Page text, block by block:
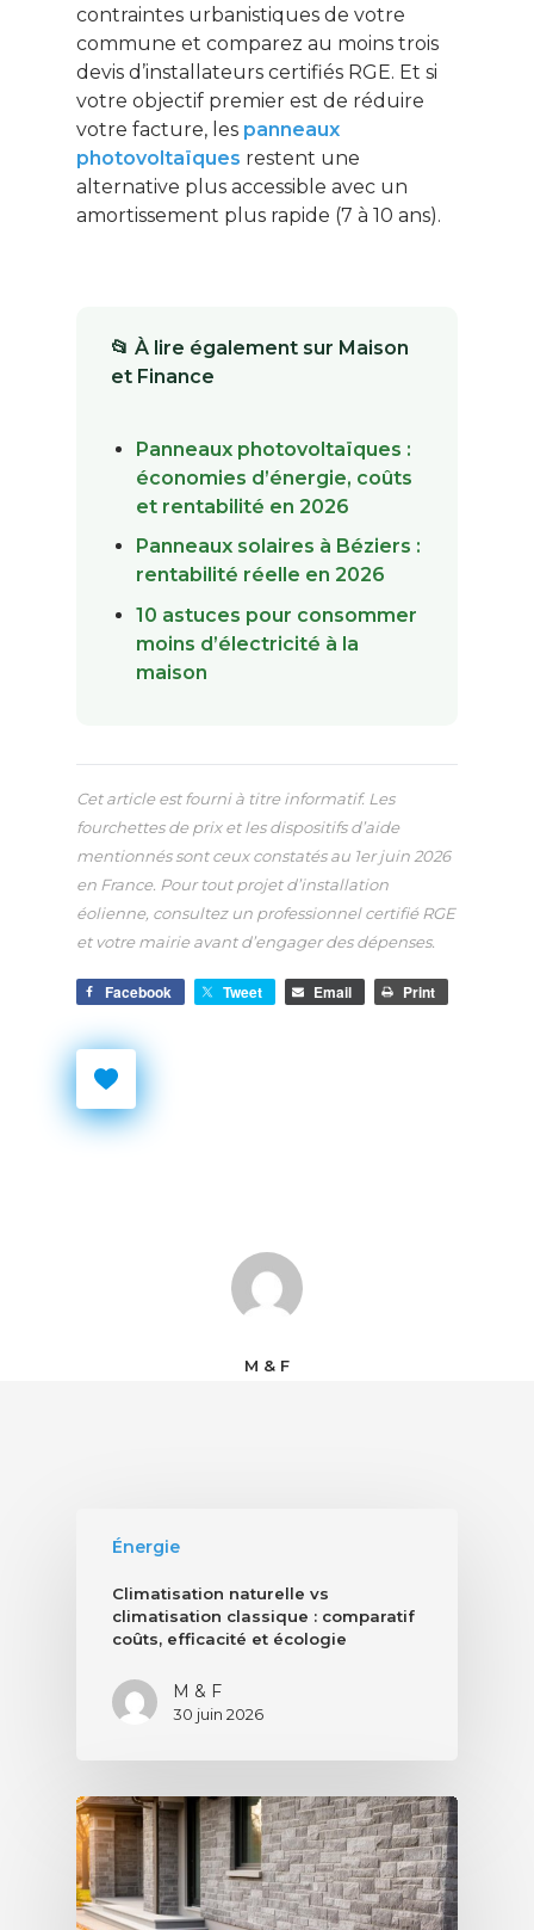
contraintes urbanistiques de votre
commune et comparez au moins trois
devis d’installateurs certifiés RGE. Et si
votre objectif premier est de réduire
votre facture, les panneaux
photovoltaïques restent une
alternative plus accessible avec un
amortissement plus rapide (7 à 10 ans).
📂 À lire également sur Maison
et Finance
Panneaux photovoltaïques :
économies d’énergie, coûts
et rentabilité en 2026
Panneaux solaires à Béziers :
rentabilité réelle en 2026
10 astuces pour consommer
moins d’électricité à la
maison
Cet article est fourni à titre informatif. Les
fourchettes de prix et les dispositifs d’aide
mentionnés sont ceux constatés au 1er juin 2026
en France. Pour tout projet d’installation
éolienne, consultez un professionnel certifié RGE
et votre mairie avant d’engager des dépenses.
Facebook Tweet Email Print
M & F
Énergie
Climatisation naturelle vs
climatisation classique : comparatif
coûts, efficacité et écologie
M & F
30 juin 2026